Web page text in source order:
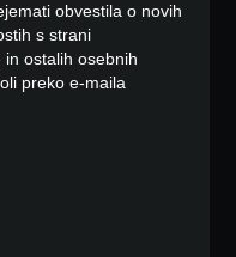
obvestila o novih
s strani
ostalih osebnih
preko e-maila